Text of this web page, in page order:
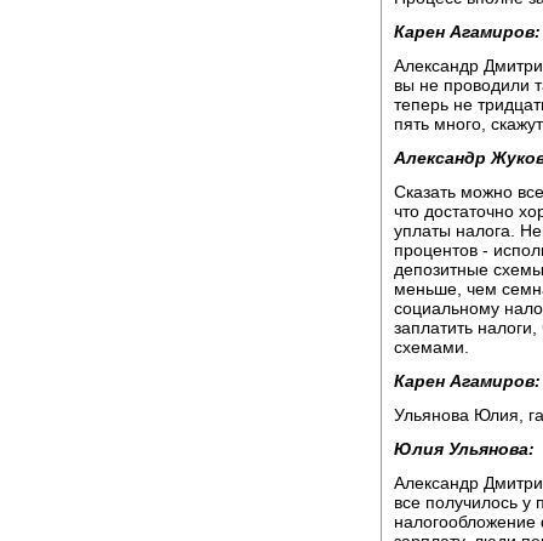
Карен Агамиров:
Александр
вы не проводили
теперь не
пять много,
Александр
Сказать можно
что достаточно
уплаты налога.
процентов -
депозитные
меньше, чем
социальному
заплатить
схемами.
Карен Агамиров:
Ульянова Юлия,
Юлия Ульянова:
Александр
все получилось